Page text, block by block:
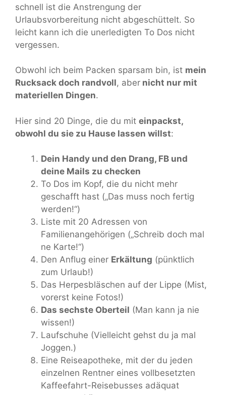
schnell ist die Anstrengung der
Urlaubsvorbereitung nicht abgeschüttelt. So
leicht kann ich die unerledigten To Dos nicht
vergessen.
Obwohl ich beim Packen sparsam bin, ist mein
Rucksack doch randvoll, aber nicht nur mit
materiellen Dingen.
Hier sind 20 Dinge, die du mit einpackst,
obwohl du sie zu Hause lassen willst:
Dein Handy und den Drang, FB und
deine Mails zu checken
To Dos im Kopf, die du nicht mehr
geschafft hast („Das muss noch fertig
werden!“)
Liste mit 20 Adressen von
Familienangehörigen („Schreib doch mal
ne Karte!“)
Den Anflug einer Erkältung (pünktlich
zum Urlaub!)
Das Herpesbläschen auf der Lippe (Mist,
vorerst keine Fotos!)
Das sechste Oberteil (Man kann ja nie
wissen!)
Laufschuhe (Vielleicht gehst du ja mal
Joggen.)
Eine Reiseapotheke, mit der du jeden
einzelnen Rentner eines vollbesetzten
Kaffeefahrt-Reisebusses adäquat